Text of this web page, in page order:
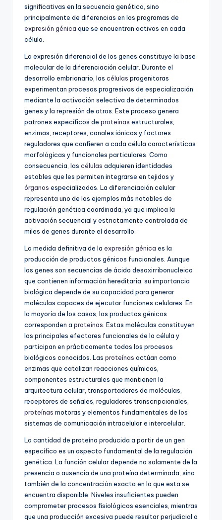
significativas en la secuencia genética, sino
principalmente de diferencias en los programas de
expresión génica que se encuentran activos en cada
célula.
La expresión diferencial de los genes constituye la base
molecular de la diferenciación celular. Durante el
desarrollo embrionario, las células progenitoras
experimentan procesos progresivos de especialización
mediante la activación selectiva de determinados
genes y la represión de otros. Este proceso genera
patrones específicos de proteínas estructurales,
enzimas, receptores, canales iónicos y factores
reguladores que confieren a cada célula características
morfológicas y funcionales particulares. Como
consecuencia, las células adquieren identidades
estables que les permiten integrarse en tejidos y
órganos especializados. La diferenciación celular
representa uno de los ejemplos más notables de
regulación genética coordinada, ya que implica la
activación secuencial y estrictamente controlada de
miles de genes durante el desarrollo.
La medida definitiva de la expresión génica es la
producción de productos génicos funcionales. Aunque
los genes son secuencias de ácido desoxirribonucleico
que contienen información hereditaria, su importancia
biológica depende de su capacidad para generar
moléculas capaces de ejecutar funciones celulares. En
la mayoría de los casos, los productos génicos
corresponden a proteínas . Estas moléculas constituyen
los principales efectores funcionales de la célula y
participan en prácticamente todos los procesos
biológicos conocidos. Las proteínas actúan como
enzimas que catalizan reacciones químicas,
componentes estructurales que mantienen la
arquitectura celular, transportadores de moléculas,
receptores de señales, reguladores transcripcionales,
proteínas motoras y elementos fundamentales de los
sistemas de comunicación intracelular e intercelular.
La cantidad de proteína producida a partir de un gen
específico es un aspecto fundamental de la regulación
genética. La función celular depende no solamente de la
presencia o ausencia de una proteína determinada, sino
también de la concentración exacta en la que esta se
encuentra disponible. Niveles insuficientes pueden
comprometer procesos fisiológicos esenciales, mientras
que una producción excesiva puede resultar perjudicial o